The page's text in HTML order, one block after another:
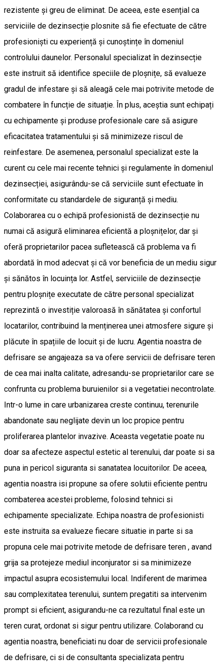
rezistente și greu de eliminat. De aceea, este esențial ca
serviciile de dezinsecție plosnite să fie efectuate de către
profesioniști cu experiență și cunoștințe în domeniul
controlului daunelor. Personalul specializat în dezinsecție
este instruit să identifice speciile de ploșnițe, să evalueze
gradul de infestare și să aleagă cele mai potrivite metode de
combatere în funcție de situație. În plus, aceștia sunt echipați
cu echipamente și produse profesionale care să asigure
eficacitatea tratamentului și să minimizeze riscul de
reinfestare. De asemenea, personalul specializat este la
curent cu cele mai recente tehnici și regulamente în domeniul
dezinsecției, asigurându-se că serviciile sunt efectuate în
conformitate cu standardele de siguranță și mediu.
Colaborarea cu o echipă profesionistă de dezinsecție nu
numai că asigură eliminarea eficientă a ploșnițelor, dar și
oferă proprietarilor pacea sufletească că problema va fi
abordată în mod adecvat și că vor beneficia de un mediu sigur
și sănătos în locuința lor. Astfel, serviciile de dezinsecție
pentru ploșnițe executate de către personal specializat
reprezintă o investiție valoroasă în sănătatea și confortul
locatarilor, contribuind la menținerea unei atmosfere sigure și
plăcute în spațiile de locuit și de lucru. Agentia noastra de
defrisare se angajeaza sa va ofere servicii de defrisare teren
de cea mai inalta calitate, adresandu-se proprietarilor care se
confrunta cu problema buruienilor si a vegetatiei necontrolate.
Intr-o lume in care urbanizarea creste continuu, terenurile
abandonate sau neglijate devin un loc propice pentru
proliferarea plantelor invazive. Aceasta vegetatie poate nu
doar sa afecteze aspectul estetic al terenului, dar poate si sa
puna in pericol siguranta si sanatatea locuitorilor. De aceea,
agentia noastra isi propune sa ofere solutii eficiente pentru
combaterea acestei probleme, folosind tehnici si
echipamente specializate. Echipa noastra de profesionisti
este instruita sa evalueze fiecare situatie in parte si sa
propuna cele mai potrivite metode de defrisare teren , avand
grija sa protejeze mediul inconjurator si sa minimizeze
impactul asupra ecosistemului local. Indiferent de marimea
sau complexitatea terenului, suntem pregatiti sa intervenim
prompt si eficient, asigurandu-ne ca rezultatul final este un
teren curat, ordonat si sigur pentru utilizare. Colaborand cu
agentia noastra, beneficiati nu doar de servicii profesionale
de defrisare, ci si de consultanta specializata pentru